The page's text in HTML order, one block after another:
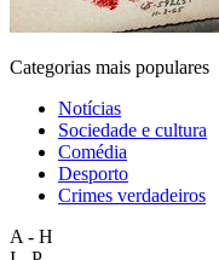
Categorias mais populares
Notícias
Sociedade e cultura
Comédia
Desporto
Crimes verdadeiros
A - H